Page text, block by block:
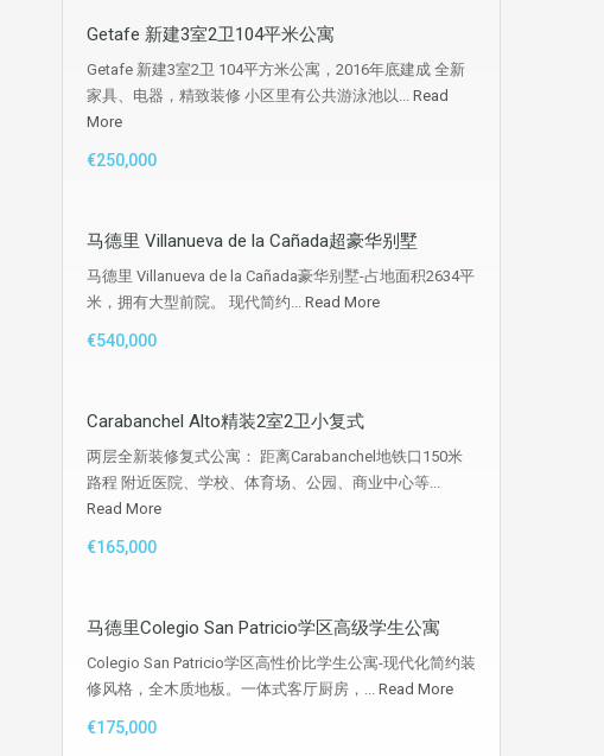
Getafe 新建3室2卫104平米公寓
Getafe 新建3室2卫 104平方米公寓，2016年底建成 全新
家具、电器，精致装修 小区里有公共游泳池以... Read
More
€250,000
马德里 Villanueva de la Cañada超豪华别墅
马德里 Villanueva de la Cañada豪华别墅-占地面积2634平
米，拥有大型前院。 现代简约... Read More
€540,000
Carabanchel Alto精装2室2卫小复式
两层全新装修复式公寓： 距离Carabanchel地铁口150米
路程 附近医院、学校、体育场、公园、商业中心等...
Read More
€165,000
马德里Colegio San Patricio学区高级学生公寓
Colegio San Patricio学区高性价比学生公寓-现代化简约装
修风格，全木质地板。一体式客厅厨房，... Read More
€175,000